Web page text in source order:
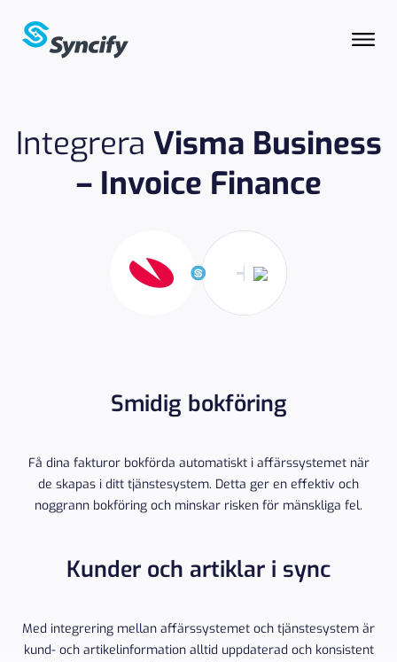
Integrera Visma Business
– Invoice Finance
Smidig bokföring
Få dina fakturor bokförda automatiskt i affärssystemet när
de skapas i ditt tjänstesystem. Detta ger en effektiv och
noggrann bokföring och minskar risken för mänskliga fel.
Kunder och artiklar i sync
Med integrering mellan affärssystemet och tjänstesystem är
kund- och artikelinformation alltid uppdaterad och konsistent